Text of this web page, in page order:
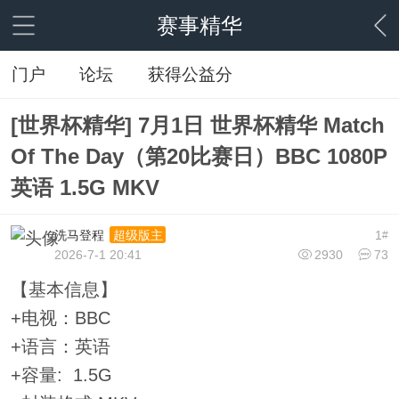
赛事精华
门户 论坛 获得公益分
[世界杯精华] 7月1日 世界杯精华 Match
Of The Day（第20比赛日）BBC 1080P
英语 1.5G MKV
1#
洗马登程
超级版主
2930
73
2026-7-1 20:41
【基本信息】
+电视：BBC
+语言：英语
+容量: 1.5G